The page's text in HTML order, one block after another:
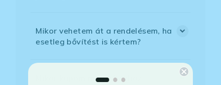
Mikor vehetem át a rendelésem, ha
esetleg bővítést is kértem?
Mikor kapom meg a házhoz